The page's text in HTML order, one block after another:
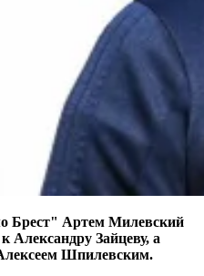
Брест" Артем Милевский
Александру Зайцеву, а
Шпилевским.